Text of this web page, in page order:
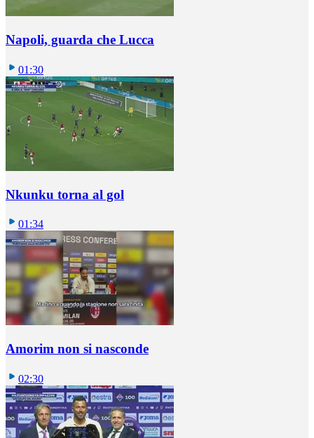
Napoli, guarda che Lucca
01:30
Nkunku torna al gol
01:34
Amorim non si nasconde
02:30